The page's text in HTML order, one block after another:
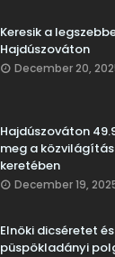
Keresik a
Hajdúszováton
December 20,
Hajdúszováton
meg a
keretében
December 19,
Elnöki dicséretet
püspökladányi